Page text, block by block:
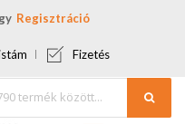
Regisztráció
Fizetés